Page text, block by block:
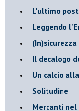
L'ultimo post
Leggendo
Il decalogo
Un calcio
Solitudine
Mercanti nel